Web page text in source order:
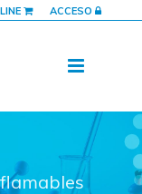
ACCESO